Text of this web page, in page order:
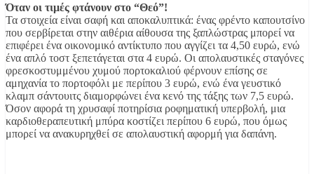
Όταν οι τιμές φτάνουν στο “Θεό”!
Τα στοιχεία είναι σαφή και αποκαλυπτικά: ένας φρέντο καπουτσίνο
που σερβίρεται στην αιθέρια αίθουσα της ξαπλώστρας μπορεί να
επιφέρει ένα οικονομικό αντίκτυπο που αγγίζει τα 4,50 ευρώ, ενώ
ένα απλό τοστ ξεπετάγεται στα 4 ευρώ. Οι απολαυστικές σταγόνες
φρεσκοστυμμένου χυμού πορτοκαλιού φέρνουν επίσης σε
αμηχανία το πορτοφόλι με περίπου 3 ευρώ, ενώ ένα γευστικό
κλαμπ σάντουιτς διαμορφώνει ένα κενό της τάξης των 7,5 ευρώ.
Όσον αφορά τη χρυσαφί ποτηρίσια ροφηματική υπερβολή, μια
καρδιοθεραπευτική μπύρα κοστίζει περίπου 6 ευρώ, που όμως
μπορεί να ανακυρηχθεί σε απολαυστική αφορμή για δαπάνη.